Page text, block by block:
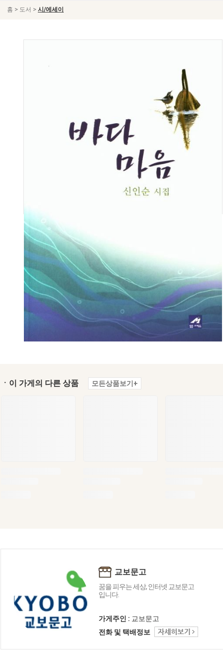
홈 > 도서 > 시/에세이
ㆍ이 가게의 다른 상품 모든상품보기+
교보문고
꿈을 피우는 세상, 인터넷 교보문고
입니다.
가게주인 : 교보문고
전화 및 택배정보